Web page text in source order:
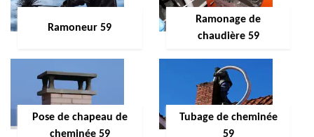
Ramoneur 59
Ramonage de
chaudière 59
Pose de chapeau de
cheminée 59
Tubage de cheminée
59